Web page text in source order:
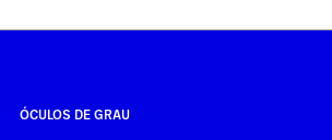
ÓCULOS DE GRAU